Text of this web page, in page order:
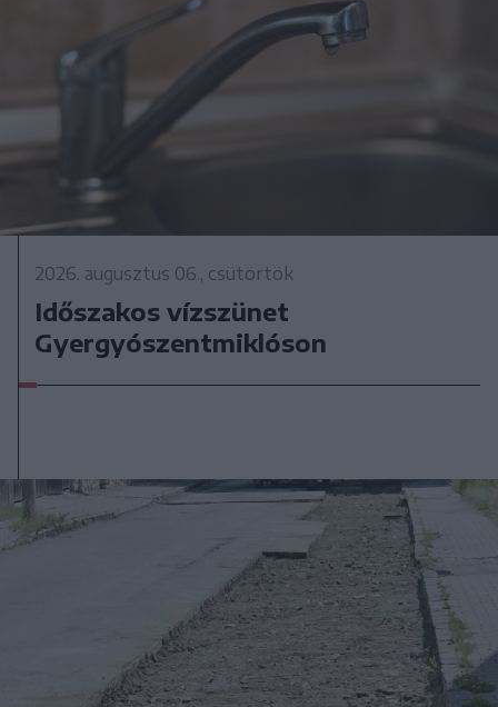
2026. augusztus 06., csütörtök
Időszakos vízszünet
Gyergyószentmiklóson